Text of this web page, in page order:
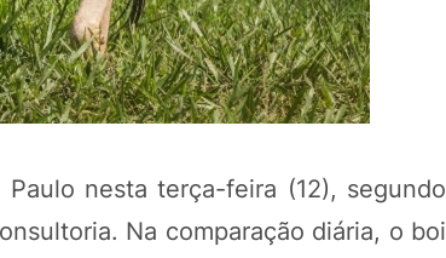
nesta terça-feira (12), segundo
Na comparação diária, o boi